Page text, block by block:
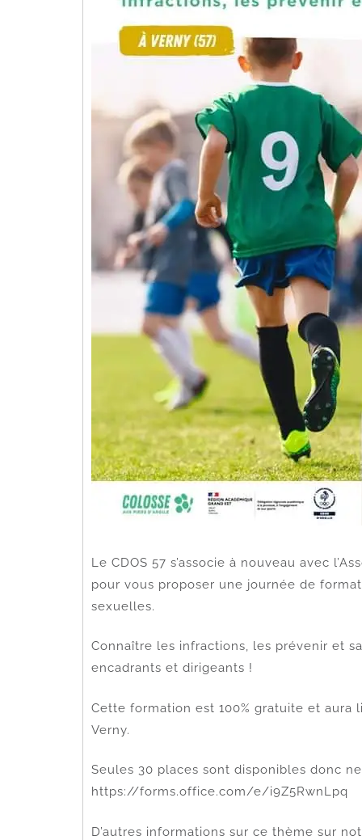
Le CDOS 57 s’associe à nouveau avec
pour vous proposer une journée de
sexuelles.
Connaître les infractions, les prévenir et
encadrants et dirigeants !
Cette formation est 100% gratuite et aura
Verny.
Seules 30 places sont disponibles donc
https://forms.office.com/e/i9Z5RwnLpq
D’autres informations sur ce thème sur